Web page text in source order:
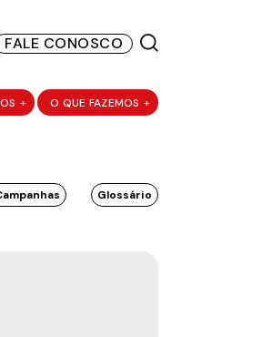
FALE CONOSCO
+ O QUE FAZEMOS +
Glossário